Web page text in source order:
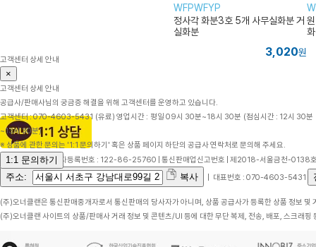
WFPWFYP
정사각 화분3호 5개 사무실화분 거
실화분
3,020원